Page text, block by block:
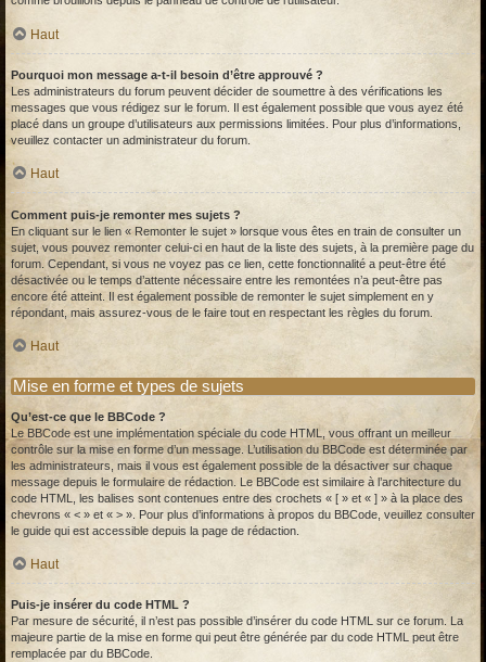
Haut
Pourquoi mon message a-t-il besoin d’être approuvé ?
Les administrateurs du forum peuvent décider de soumettre à des vérifications les
messages que vous rédigez sur le forum. Il est également possible que vous ayez été
placé dans un groupe d’utilisateurs aux permissions limitées. Pour plus d’informations,
veuillez contacter un administrateur du forum.
Haut
Comment puis-je remonter mes sujets ?
En cliquant sur le lien « Remonter le sujet » lorsque vous êtes en train de consulter un
sujet, vous pouvez remonter celui-ci en haut de la liste des sujets, à la première page du
forum. Cependant, si vous ne voyez pas ce lien, cette fonctionnalité a peut-être été
désactivée ou le temps d’attente nécessaire entre les remontées n’a peut-être pas
encore été atteint. Il est également possible de remonter le sujet simplement en y
répondant, mais assurez-vous de le faire tout en respectant les règles du forum.
Haut
Mise en forme et types de sujets
Qu’est-ce que le BBCode ?
Le BBCode est une implémentation spéciale du code HTML, vous offrant un meilleur
contrôle sur la mise en forme d’un message. L’utilisation du BBCode est déterminée par
les administrateurs, mais il vous est également possible de la désactiver sur chaque
message depuis le formulaire de rédaction. Le BBCode est similaire à l’architecture du
code HTML, les balises sont contenues entre des crochets « [ » et « ] » à la place des
chevrons « < » et « > ». Pour plus d’informations à propos du BBCode, veuillez consulter
le guide qui est accessible depuis la page de rédaction.
Haut
Puis-je insérer du code HTML ?
Par mesure de sécurité, il n’est pas possible d’insérer du code HTML sur ce forum. La
majeure partie de la mise en forme qui peut être générée par du code HTML peut être
remplacée par du BBCode.